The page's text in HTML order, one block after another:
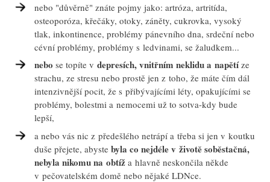
nebo "důvěrně" znáte pojmy jako: artróza, artritída,
osteoporóza, křečáky, otoky, záněty, cukrovka, vysoký
tlak, inkontinence, problémy pánevního dna, srdeční nebo
cévní problémy, problémy s ledvinami, se žaludkem...
nebo se topíte vdepresích, vnitřním neklidu a napětíze
strachu, ze stresu nebo prostě jen z toho, že máte čím dál
intenzivnější pocit, že s přibývajícími léty, opakujícími se
problémy, bolestmi a nemocemi už to sotva-kdy bude
lepší,
a nebo vás nic z předešlého netrápí a třeba si jen v koutku
duše přejete, abystebyla co nejdéle v životě soběstačná,
nebyla nikomu na obtíž a hlavně neskončila někde
v pečovatelském domě nebo nějaké LDNce.